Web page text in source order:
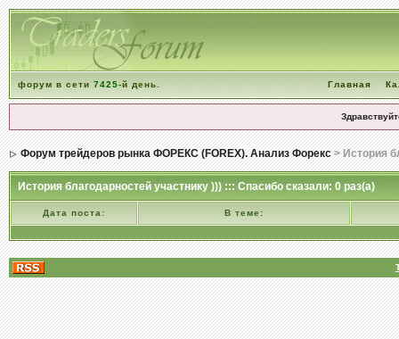
форум в сети 7425-й день. Главная
Форум трейдеров рынка ФОРЕКС (FOREX). Анализ Форекс> История
История благодарностей участнику ))) ::: Спасибо сказали: 0 раз(а)
Дата поста: В теме: